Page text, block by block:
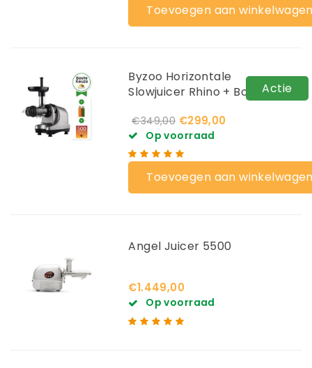
Toevoegen aan
Actie
Byzoo Horizontale
Slowjuicer Rhino + Boek +
€349,00 €299,00
Op voorraad
Toevoegen aan
Angel Juicer 5500
€1.449,00
Op voorraad